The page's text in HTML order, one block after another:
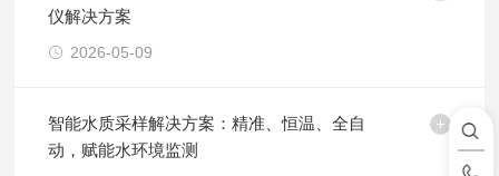
仪解决方案
2026-05-09
智能水质采样解决方案：精准、恒温、全自
动，赋能水环境监测